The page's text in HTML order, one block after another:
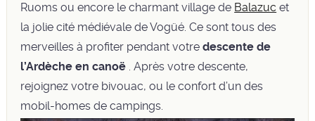
Ruoms ou encore le charmant village de Balazuc et
la jolie cité médiévale de Vogüé. Ce sont tous des
merveilles à profiter pendant votredescente de
l’Ardèche en canoë . Après votre descente,
rejoignez votre bivouac, ou le confort d’un des
mobil-homes de campings.